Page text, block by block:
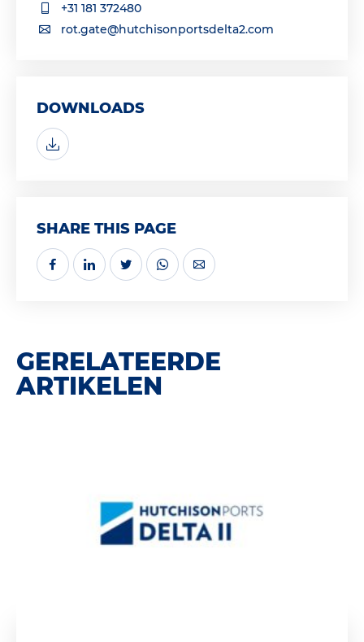
+31 181 372480
rot.gate@hutchisonportsdelta2.com
DOWNLOADS
SHARE THIS PAGE
GERELATEERDE
ARTIKELEN